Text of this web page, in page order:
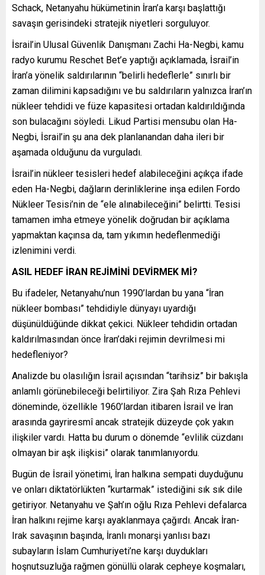
Schack, Netanyahu hükümetinin İran’a karşı başlattığı
savaşın gerisindeki stratejik niyetleri sorguluyor.
İsrail’in Ulusal Güvenlik Danışmanı Zachi Ha-Negbi, kamu
radyo kurumu Reschet Bet’e yaptığı açıklamada, İsrail’in
İran’a yönelik saldırılarının “belirli hedeflerle” sınırlı bir
zaman dilimini kapsadığını ve bu saldırıların yalnızca İran’ın
nükleer tehdidi ve füze kapasitesi ortadan kaldırıldığında
son bulacağını söyledi. Likud Partisi mensubu olan Ha-
Negbi, İsrail’in şu ana dek planlanandan daha ileri bir
aşamada olduğunu da vurguladı.
İsrail’in nükleer tesisleri hedef alabileceğini açıkça ifade
eden Ha-Negbi, dağların derinliklerine inşa edilen Fordo
Nükleer Tesisi’nin de “ele alınabileceğini” belirtti. Tesisi
tamamen imha etmeye yönelik doğrudan bir açıklama
yapmaktan kaçınsa da, tam yıkımın hedeflenmediği
izlenimini verdi.
ASIL HEDEF İRAN REJİMİNİ DEVİRMEK Mİ?
Bu ifadeler, Netanyahu’nun 1990’lardan bu yana “İran
nükleer bombası” tehdidiyle dünyayı uyardığı
düşünüldüğünde dikkat çekici. Nükleer tehdidin ortadan
kaldırılmasından önce İran’daki rejimin devrilmesi mi
hedefleniyor?
Analizde bu olasılığın İsrail açısından “tarihsiz” bir bakışla
anlamlı görünebileceği belirtiliyor. Zira Şah Rıza Pehlevi
döneminde, özellikle 1960’lardan itibaren İsrail ve İran
arasında gayriresmî ancak stratejik düzeyde çok yakın
ilişkiler vardı. Hatta bu durum o dönemde “evlilik cüzdanı
olmayan bir aşk ilişkisi” olarak tanımlanıyordu.
Bugün de İsrail yönetimi, İran halkına sempati duyduğunu
ve onları diktatörlükten “kurtarmak” istediğini sık sık dile
getiriyor. Netanyahu ve Şah’ın oğlu Rıza Pehlevi defalarca
İran halkını rejime karşı ayaklanmaya çağırdı. Ancak İran-
Irak savaşının başında, İranlı monarşi yanlısı bazı
subayların İslam Cumhuriyeti’ne karşı duydukları
hoşnutsuzluğa rağmen gönüllü olarak cepheye koşmaları,